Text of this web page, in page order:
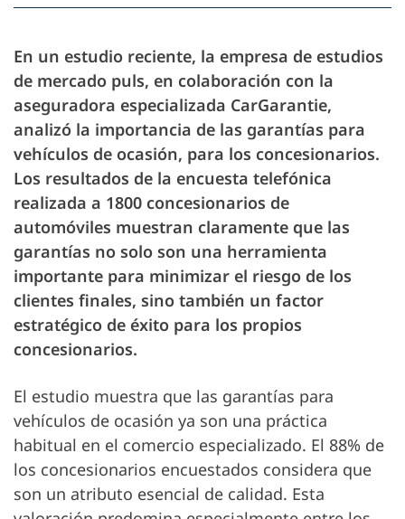
En un estudio reciente, la empresa de estudios
de mercado puls, en colaboración con la
aseguradora especializada CarGarantie,
analizó la importancia de las garantías para
vehículos de ocasión, para los concesionarios.
Los resultados de la encuesta telefónica
realizada a 1800 concesionarios de
automóviles muestran claramente que las
garantías no solo son una herramienta
importante para minimizar el riesgo de los
clientes finales, sino también un factor
estratégico de éxito para los propios
concesionarios.
El estudio muestra que las garantías para
vehículos de ocasión ya son una práctica
habitual en el comercio especializado. El 88% de
los concesionarios encuestados considera que
son un atributo esencial de calidad. Esta